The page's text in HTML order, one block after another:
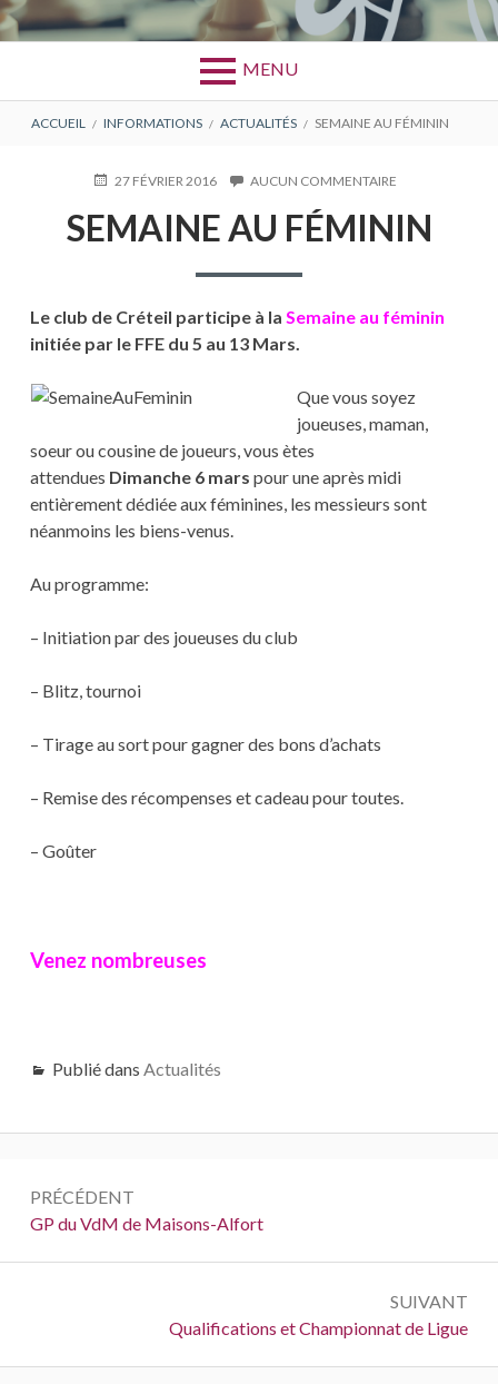
MENU
FIL
D'ARIANE
ACCUEIL INFORMATIONS ACTUALITÉS SEMAINE AU FÉMININ
PUBLIÉ27 FÉVRIER 2016 AUCUN COMMENTAIRE
AU
FÉMININ
SEMAINE AU FÉMININ
Le club de Créteil participe à la Semaine au féminin
initiée par le FFE du 5 au 13 Mars.
Que vous soyez
joueuses, maman,
soeur ou cousine de joueurs, vous ètes
attendues Dimanche 6 mars pour une après midi
entièrement dédiée aux féminines, les messieurs sont
néanmoins les biens-venus.
Au programme:
– Initiation par des joueuses du club
– Blitz, tournoi
– Tirage au sort pour gagner des bons d’achats
– Remise des récompenses et cadeau pour toutes.
– Goûter
Venez nombreuses
Publié dans Actualités
Navigation
de
l’article
PRÉCÉDENT
Précédent :
GP du VdM de Maisons-Alfort
SUIVANT
Suivant :
Qualifications et Championnat de Ligue